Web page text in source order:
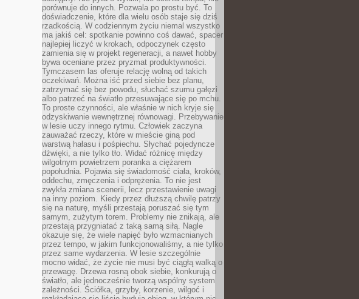
porównuje do innych. Pozwala po prostu być. To
doświadczenie, które dla wielu osób staje się dziś
rzadkością. W codziennym życiu niemal wszystko
ma jakiś cel: spotkanie powinno coś dawać, spacer
najlepiej liczyć w krokach, odpoczynek często
zamienia się w projekt regeneracji, a nawet hobby
bywa oceniane przez pryzmat produktywności.
Tymczasem las oferuje relację wolną od takich
oczekiwań. Można iść przed siebie bez planu,
zatrzymać się bez powodu, słuchać szumu gałęzi
albo patrzeć na światło przesuwające się po mchu.
To proste czynności, ale właśnie w nich kryje się
odzyskiwanie wewnętrznej równowagi. Przebywanie
w lesie uczy innego rytmu. Człowiek zaczyna
zauważać rzeczy, które w mieście giną pod
warstwą hałasu i pośpiechu. Słychać pojedyncze
dźwięki, a nie tylko tło. Widać różnicę między
wilgotnym powietrzem poranka a ciężarem
popołudnia. Pojawia się świadomość ciała, kroków,
oddechu, zmęczenia i odprężenia. To nie jest
zwykła zmiana scenerii, lecz przestawienie uwagi
na inny poziom. Kiedy przez dłuższą chwilę patrzy
się na naturę, myśli przestają poruszać się tym
samym, zużytym torem. Problemy nie znikają, ale
przestają przygniatać z taką samą siłą. Nagle
okazuje się, że wiele napięć było wzmacnianych
przez tempo, w jakim funkcjonowaliśmy, a nie tylko
przez same wydarzenia. W lesie szczególnie
mocno widać, że życie nie musi być ciągłą walką o
przewagę. Drzewa rosną obok siebie, konkurują o
światło, ale jednocześnie tworzą wspólny system
zależności. Ściółka, grzyby, korzenie, wilgoć i